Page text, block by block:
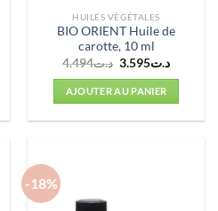
HUILES VÉGÉTALES
BIO ORIENT Huile de
carotte, 10 ml
د.ت4.494
Le
initial
était :
د.ت4.494.
د.ت3.595
Le
AJOUTER AU PANIER
-18%